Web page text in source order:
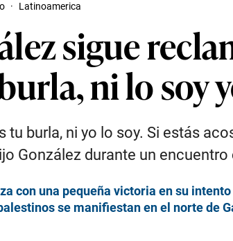
· Latinoamerica
sigue
ni lo soy
tu burla, ni yo lo soy. Si estás
González durante un
con una pequeña victoria en su
se manifiestan en el norte de